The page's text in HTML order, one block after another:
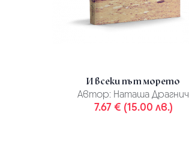
И всеки път морето
Автор: Наташа Драгнич
7.67 € (15.00 лв.)